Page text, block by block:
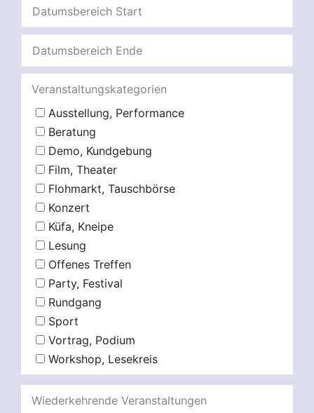
Veranstaltungskategorien
Ausstellung, Performance
Beratung
Demo, Kundgebung
Film, Theater
Flohmarkt, Tauschbörse
Konzert
Küfa, Kneipe
Lesung
Offenes Treffen
Party, Festival
Rundgang
Sport
Vortrag, Podium
Workshop, Lesekreis
Wiederkehrende Veranstaltungen